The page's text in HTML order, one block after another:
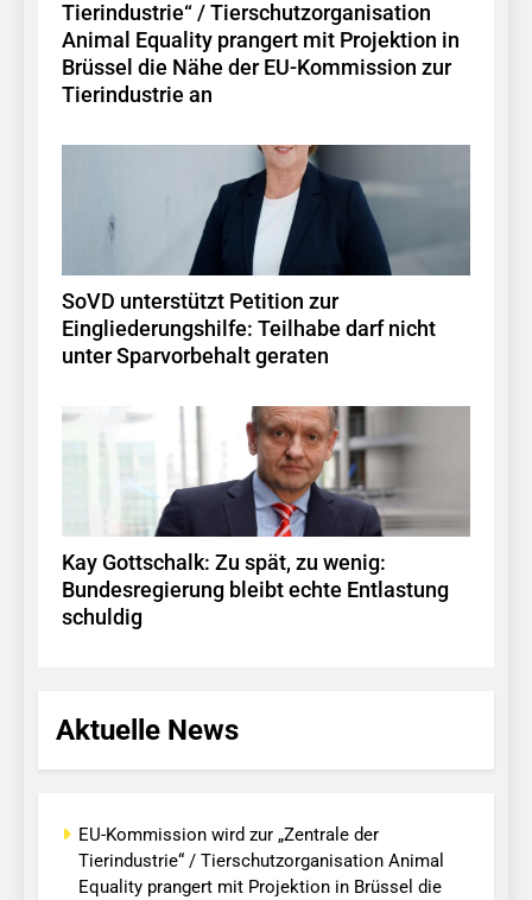
Tierindustrie“ / Tierschutzorganisation
Animal Equality prangert mit Projektion in
Brüssel die Nähe der EU-Kommission zur
Tierindustrie an
SoVD unterstützt Petition zur
Eingliederungshilfe: Teilhabe darf nicht
unter Sparvorbehalt geraten
Kay Gottschalk: Zu spät, zu wenig:
Bundesregierung bleibt echte Entlastung
schuldig
Aktuelle News
EU-Kommission wird zur „Zentrale der
Tierindustrie“ / Tierschutzorganisation Animal
Equality prangert mit Projektion in Brüssel die